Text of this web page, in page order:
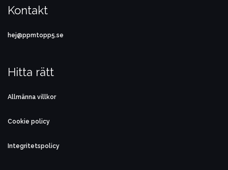
Kontakt
hej@ppmtopp5.se
Hitta rätt
Allmänna villkor
Cookie policy
Integritetspolicy